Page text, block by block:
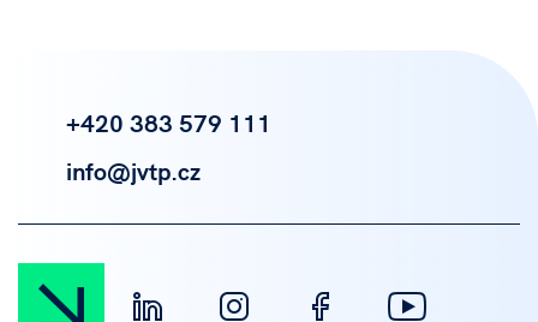
+420 383 579 111
info@jvtp.cz